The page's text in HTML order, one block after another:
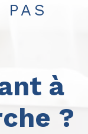
à
?